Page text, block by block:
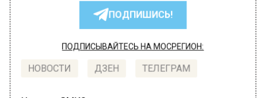
ПОДПИШИСЬ!
ПОДПИСЫВАЙТЕСЬ НА МОСРЕГИОН:
НОВОСТИ ДЗЕН ТЕЛЕГРАМ